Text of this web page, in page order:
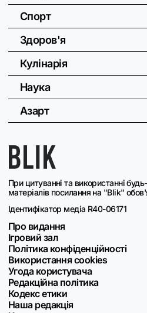
При цитуванні та використанні
матеріалів посилання на "Blik"
Ідентифікатор медіа R40-06171
Про видання
Ігровий зал
Політика конфіденційності
Використання cookies
Угода користувача
Редакційна політика
Кодекс етики
Наша редакція
Спорт
Здоров'я
Кулінарія
Наука
Азарт